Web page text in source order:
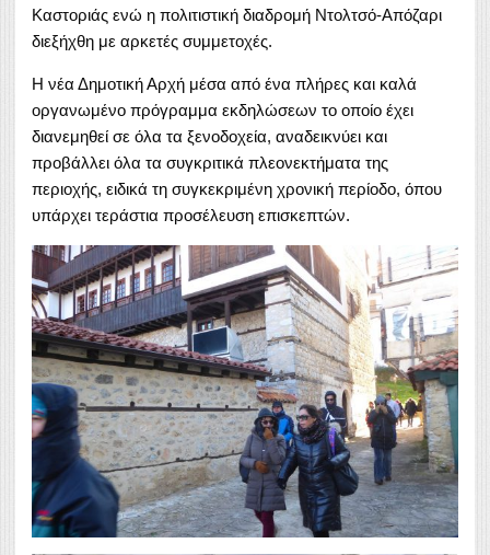
Καστοριάς ενώ η πολιτιστική διαδρομή Ντολτσό-Απόζαρι
διεξήχθη με αρκετές συμμετοχές.
Η νέα Δημοτική Αρχή μέσα από ένα πλήρες και καλά
οργανωμένο πρόγραμμα εκδηλώσεων το οποίο έχει
διανεμηθεί σε όλα τα ξενοδοχεία, αναδεικνύει και
προβάλλει όλα τα συγκριτικά πλεονεκτήματα της
περιοχής, ειδικά τη συγκεκριμένη χρονική περίοδο, όπου
υπάρχει τεράστια προσέλευση επισκεπτών.